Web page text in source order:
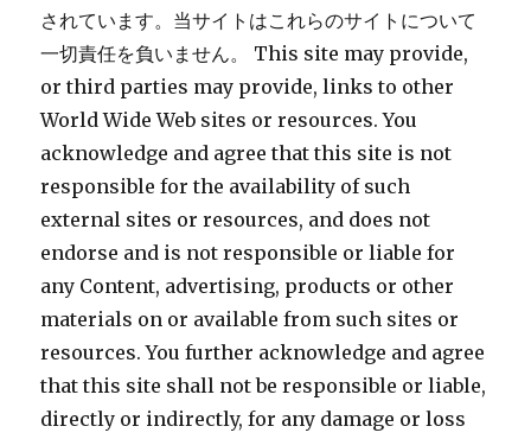
されています。当サイトはこれらのサイトについて
一切責任を負いません。 This site may provide,
or third parties may provide, links to other
World Wide Web sites or resources. You
acknowledge and agree that this site is not
responsible for the availability of such
external sites or resources, and does not
endorse and is not responsible or liable for
any Content, advertising, products or other
materials on or available from such sites or
resources. You further acknowledge and agree
that this site shall not be responsible or liable,
directly or indirectly, for any damage or loss